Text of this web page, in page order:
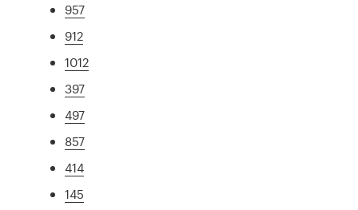
957
912
1012
397
497
857
414
145